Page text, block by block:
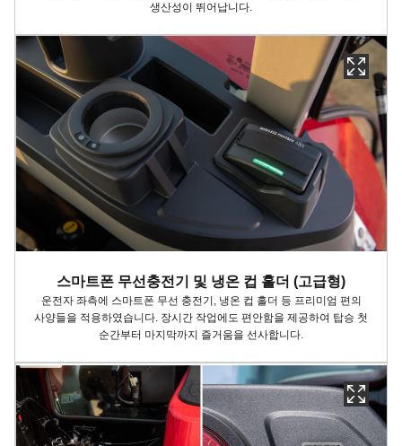
생산성이 뛰어납니다.
스마트폰 무선충전기 및 냉온 컵 홀더 (고급형)
운전자 좌측에 스마트폰 무선 충전기, 냉온 컵 홀더 등 프리미엄 편의
사양들을 적용하였습니다. 장시간 작업에도 편안함을 제공하여 탑승 첫
순간부터 마지막까지 즐거움을 선사합니다.